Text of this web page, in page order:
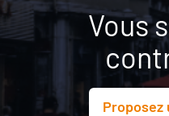
Vous
Proposez